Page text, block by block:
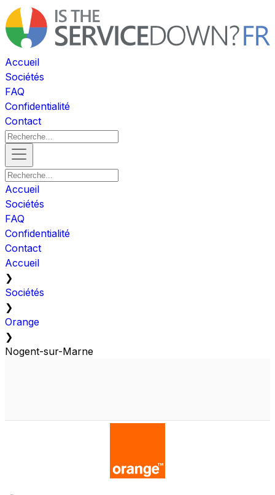
Accueil
Sociétés
FAQ
Confidentialité
Contact
Accueil
Sociétés
FAQ
Confidentialité
Contact
Accueil
❯
Sociétés
❯
Orange
❯
Nogent-sur-Marne